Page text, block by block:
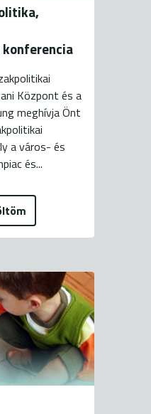
Központ és a
meghívja Önt
a város- és
és...